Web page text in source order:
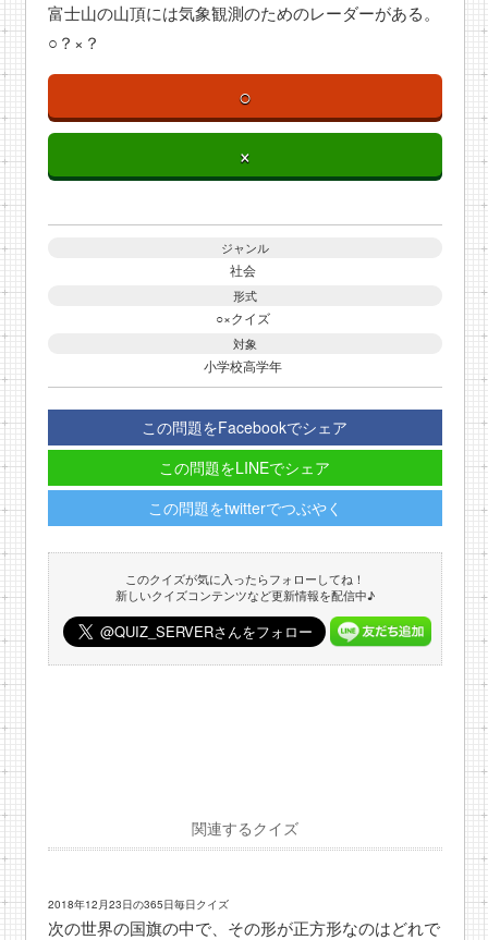
富士山の山頂には気象観測のためのレーダーがある。
○？×？
○
×
ジャンル
社会
形式
○×クイズ
対象
小学校高学年
この問題をFacebookでシェア
この問題をLINEでシェア
この問題をtwitterでつぶやく
このクイズが気に入ったらフォローしてね！
新しいクイズコンテンツなど更新情報を配信中♪
関連するクイズ
2018年12月23日の365日毎日クイズ
次の世界の国旗の中で、その形が正方形なのはどれで